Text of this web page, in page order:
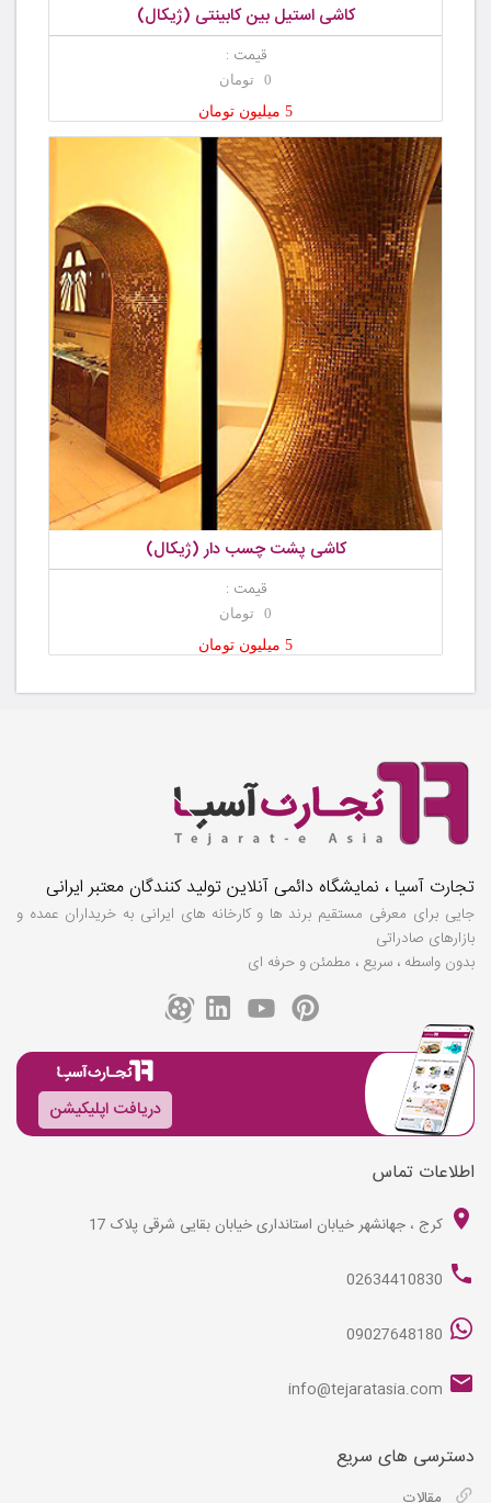
کاشی استیل بین کابینتی (ژیکال)
قیمت :
0 تومان
5 میلیون تومان
کاشی پشت چسب دار (ژیکال)
قیمت :
0 تومان
5 میلیون تومان
تجارت آسیا ، نمایشگاه دائمی آنلاین تولید کنندگان معتبر ایرانی
جایی برای معرفی مستقیم برند ها و کارخانه های ایرانی به خریداران عمده و
بازارهای صادراتی
بدون واسطه ، سریع ، مطمئن و حرفه ای
دریافت اپلیکیشن
اطلاعات تماس
کرج ، جهانشهر خیابان استانداری خیابان بقایی شرقی پلاک 17
02634410830
09027648180
info@tejaratasia.com
دسترسی های سریع